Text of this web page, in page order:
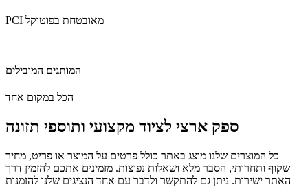
PCI מאובטחת בפוטוקל
המותגים המובילים
הכל במקום אחד
ספק ארצי לציוד מקצועי ותוספי תזונה
כל המוצרים שלנו מוצג באתר כולל פרטים על המוצר או פריט, מחיר
שקוף ותחרותי, הסבר מלא ושאלות נפוצות. מזמינים אתכם להזמין דרך
האתר ישירות. ניתן גם להתקשר ולדבר עם אחד הנציגים שלנו להזמנות